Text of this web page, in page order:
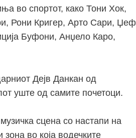
во спортот, како Тони Хок,
Рони Кригер, Арто Сари, Џеф
Буфони, Анџело Кaро,
Дејв Данкан од
уште од самите почетоци.
сцена со настапи на
во која водечките